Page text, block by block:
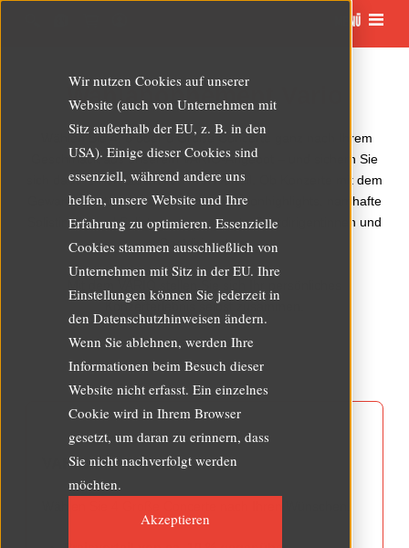
Wir nutzen Cookies auf unserer
Website (auch von Unternehmen mit
Sitz außerhalb der EU, z. B. in den
USA). Einige dieser Cookies sind
essenziell, während andere uns
helfen, unsere Website und Ihre
Erfahrung zu optimieren. Essenzielle
Cookies stammen ausschließlich von
Unternehmen mit Sitz in der EU. Ihre
Einstellungen können Sie jederzeit in
den Datenschutzhinweisen ändern.
Wenn Sie ablehnen, werden Ihre
Informationen beim Besuch dieser
Website nicht erfasst. Ein einzelnes
Cookie wird in Ihrem Browser
gesetzt, um daran zu erinnern, dass
Sie nicht nachverfolgt werden
möchten.
Akzeptieren
MENÜ
Wahlabonnement Vario
Wählen Sie 4, 6 oder 8 Große Concerte ganz nach Ihrem
Geschmack aus unserem VARIO-Angebot – und sichern Sie
sich dabei einen attraktiven Preisvorteil. Ob Konzerte mit dem
Gewandhauskapellmeister, große Saisonhighlights, namhafte
Solistinnen und Solisten oder gefeierte Gastdirigentinnen und
Gastdirigenten:
Konzerterlebnis selbst zusammen.
VARIO mit 4 Konzerten